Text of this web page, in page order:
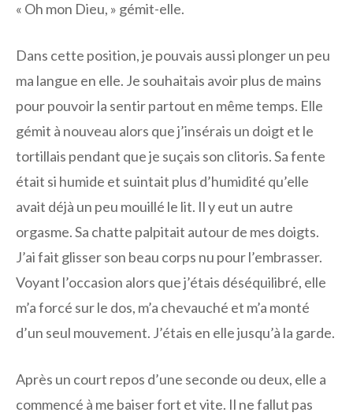
« Oh mon Dieu, » gémit-elle.
Dans cette position, je pouvais aussi plonger un peu
ma langue en elle. Je souhaitais avoir plus de mains
pour pouvoir la sentir partout en même temps. Elle
gémit à nouveau alors que j’insérais un doigt et le
tortillais pendant que je suçais son clitoris. Sa fente
était si humide et suintait plus d’humidité qu’elle
avait déjà un peu mouillé le lit. Il y eut un autre
orgasme. Sa chatte palpitait autour de mes doigts.
J’ai fait glisser son beau corps nu pour l’embrasser.
Voyant l’occasion alors que j’étais déséquilibré, elle
m’a forcé sur le dos, m’a chevauché et m’a monté
d’un seul mouvement. J’étais en elle jusqu’à la garde.
Après un court repos d’une seconde ou deux, elle a
commencé à me baiser fort et vite. Il ne fallut pas